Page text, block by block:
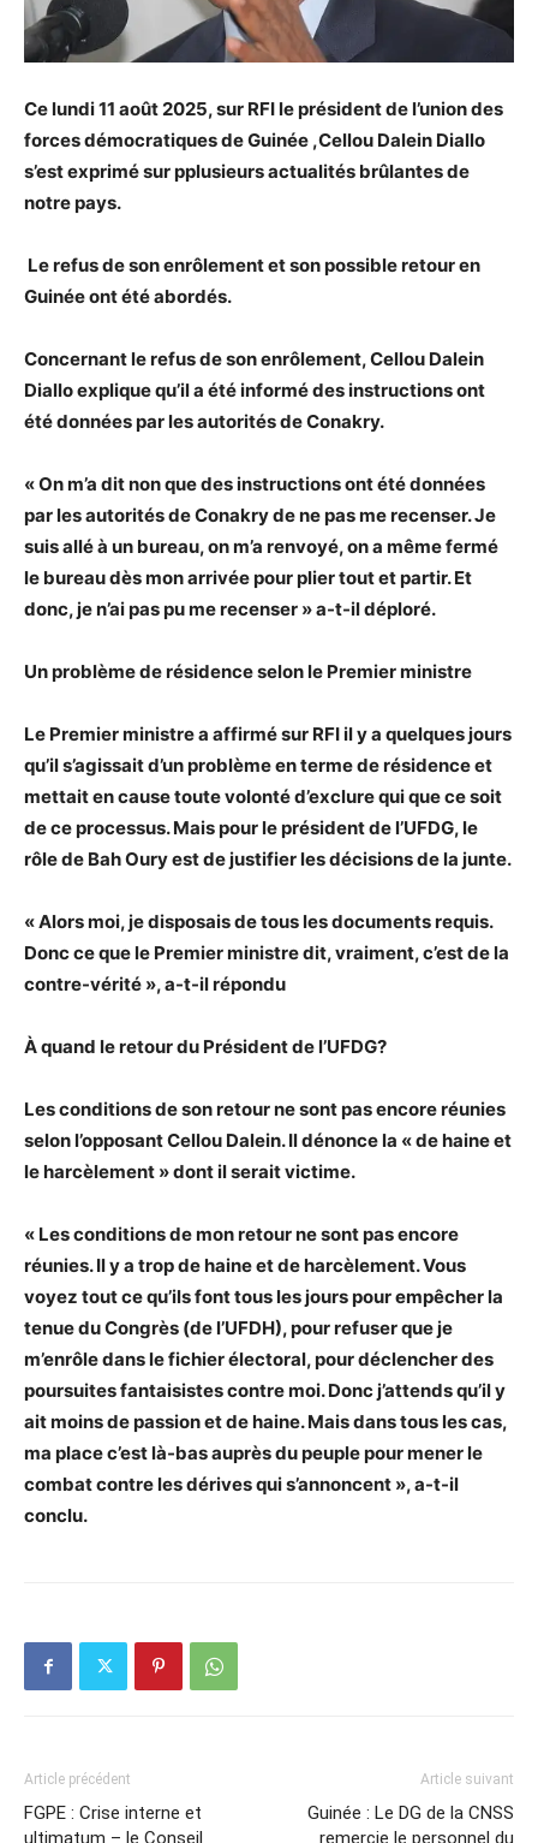
Ce lundi 11 août 2025, sur RFI le président de l’union des
forces démocratiques de Guinée ,Cellou Dalein Diallo
s’est exprimé sur pplusieurs actualités brûlantes de
notre pays.
Le refus de son enrôlement et son possible retour en
Guinée ont été abordés.
Concernant le refus de son enrôlement, Cellou Dalein
Diallo explique qu’il a été informé des instructions ont
été données par les autorités de Conakry.
« On m’a dit non que des instructions ont été données
par les autorités de Conakry de ne pas me recenser. Je
suis allé à un bureau, on m’a renvoyé, on a même fermé
le bureau dès mon arrivée pour plier tout et partir. Et
donc, je n’ai pas pu me recenser » a-t-il déploré.
Un problème de résidence selon le Premier ministre
Le Premier ministre a affirmé sur RFI il y a quelques jours
qu’il s’agissait d’un problème en terme de résidence et
mettait en cause toute volonté d’exclure qui que ce soit
de ce processus. Mais pour le président de l’UFDG, le
rôle de Bah Oury est de justifier les décisions de la junte.
« Alors moi, je disposais de tous les documents requis.
Donc ce que le Premier ministre dit, vraiment, c’est de la
contre-vérité », a-t-il répondu
À quand le retour du Président de l’UFDG?
Les conditions de son retour ne sont pas encore réunies
selon l’opposant Cellou Dalein. Il dénonce la « de haine et
le harcèlement » dont il serait victime.
« Les conditions de mon retour ne sont pas encore
réunies. Il y a trop de haine et de harcèlement. Vous
voyez tout ce qu’ils font tous les jours pour empêcher la
tenue du Congrès (de l’UFDH), pour refuser que je
m’enrôle dans le fichier électoral, pour déclencher des
poursuites fantaisistes contre moi. Donc j’attends qu’il y
ait moins de passion et de haine. Mais dans tous les cas,
ma place c’est là-bas auprès du peuple pour mener le
combat contre les dérives qui s’annoncent », a-t-il
conclu.
Article précédent
FGPE : Crise interne et
ultimatum – le Conseil
Article suivant
Guinée : Le DG de la CNSS
remercie le personnel du